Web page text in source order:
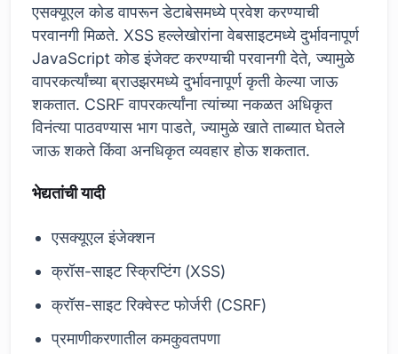
एसक्यूएल कोड वापरून डेटाबेसमध्ये प्रवेश करण्याची
परवानगी मिळते. XSS हल्लेखोरांना वेबसाइटमध्ये दुर्भावनापूर्ण
JavaScript कोड इंजेक्ट करण्याची परवानगी देते, ज्यामुळे
वापरकर्त्यांच्या ब्राउझरमध्ये दुर्भावनापूर्ण कृती केल्या जाऊ
शकतात. CSRF वापरकर्त्यांना त्यांच्या नकळत अधिकृत
विनंत्या पाठवण्यास भाग पाडते, ज्यामुळे खाते ताब्यात घेतले
जाऊ शकते किंवा अनधिकृत व्यवहार होऊ शकतात.
भेद्यतांची यादी
एसक्यूएल इंजेक्शन
क्रॉस-साइट स्क्रिप्टिंग (XSS)
क्रॉस-साइट रिक्वेस्ट फोर्जरी (CSRF)
प्रमाणीकरणातील कमकुवतपणा